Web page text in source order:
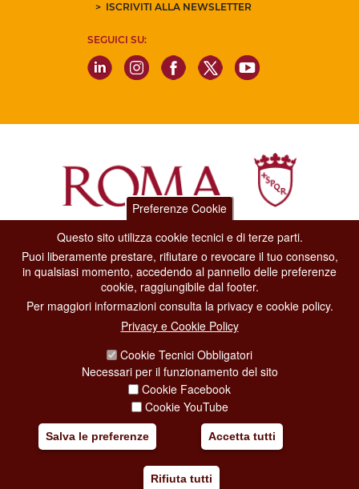
ISCRIVITI ALLA NEWSLETTER
SEGUICI SU:
Dipartimento Grandi Eventi, Sport, Turismo e Moda.
Via di San Basilio, 51
00187 Roma
CONTACT CENTER TEL. 06 06 08
CONTATTA LA REDAZIONE
SOCIAL MEDIA POLICY
COPYRIGHT
Preferenze Cookie
Questo sito utilizza cookie tecnici e di terze parti.
Puoi liberamente prestare, rifiutare o revocare il tuo consenso,
in qualsiasi momento, accedendo al pannello delle preferenze
cookie, raggiungibile dal footer.
Per maggiori informazioni consulta la privacy e cookie policy.
Privacy e Cookie Policy
Cookie Tecnici Obbligatori
Necessari per il funzionamento del sito
Cookie Facebook
Cookie YouTube
Salva le preferenze Accetta tutti
Rifiuta tutti